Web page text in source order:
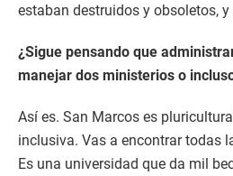
estaban destruidos y obsoletos, y
¿Sigue pensando que
manejar dos ministerios o
Así es. San Marcos es
inclusiva. Vas a encontrar todas
Es una universidad que da mil